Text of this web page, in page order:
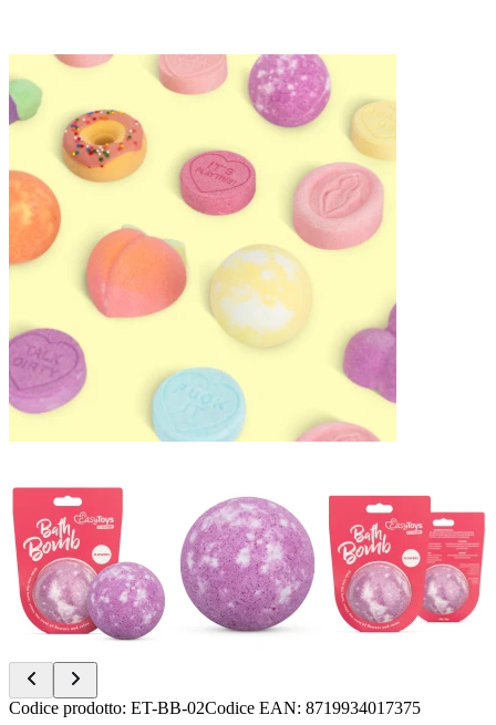
Item
Codice prodotto: ET-BB-02Codice EAN: 8719934017375